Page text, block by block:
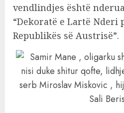
vendlindjes është
“Dekoratë e Lartë Nderi
Republikës së Austrisë”.